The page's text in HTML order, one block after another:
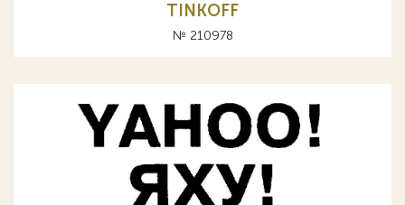
TINKOFF
№ 210978